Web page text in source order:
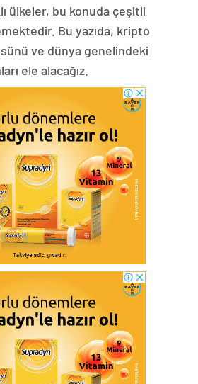
ülkeler, bu konuda çeşitli
Bu yazıda, kripto
ve dünya genelindeki
ele alacağız.